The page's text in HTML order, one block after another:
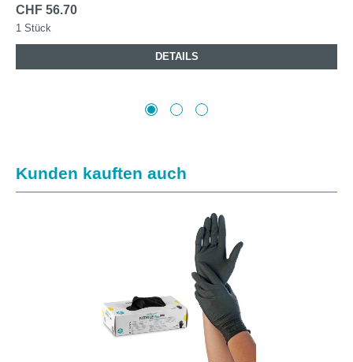
CHF 56.70
1 Stück
DETAILS
Produktgalerie überspringen
Kunden kauften auch